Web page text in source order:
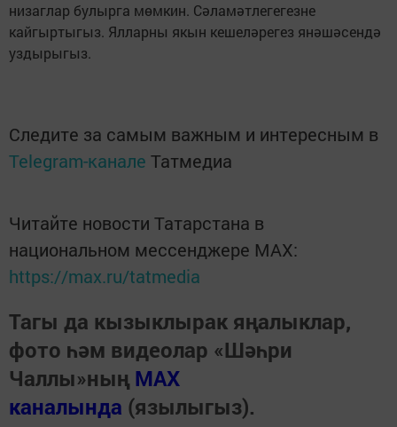
низаглар булырга мөмкин. Сәламәтлегегезне
кайгыртыгыз. Ялларны якын кешеләрегез янәшәсендә
уздырыгыз.
Следите за самым важным и интересным в
Telegram-канале Татмедиа
Читайте новости Татарстана в
национальном мессенджере MАХ:
https://max.ru/tatmedia
Тагы да кызыклырак яңалыклар,
фото һәм видеолар «Шәһри
Чаллы»ның MAX
каналында (язылыгыз).